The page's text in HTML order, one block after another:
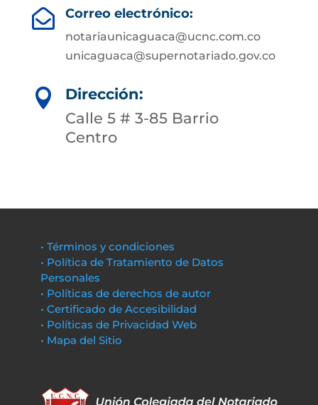
 Correo electrónico:
notariaunicaguaca@ucnc.com.co
unicaguaca@supernotariado.gov.co

Dirección:
Calle 5 # 3-85 Barrio
Centro
• Términos y condiciones
• Política de Tratamiento de Datos
Personales
• Políticas de derechos de autor
• Certificado de Accesibilidad
• Políticas de Privacidad Web
• Mapa del Sitio